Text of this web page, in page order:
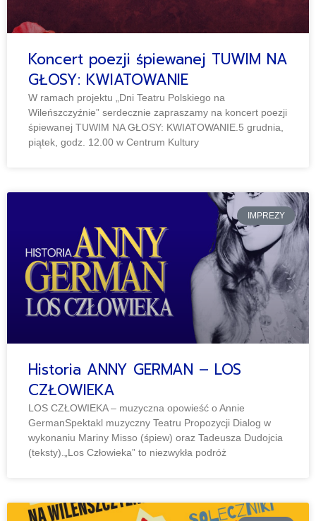
Koncert poezji śpiewanej TUWIM NA
GŁOSY: KWIATOWANIE
W ramach projektu „Dni Teatru Polskiego na
Wileńszczyźnie” serdecznie zapraszamy na koncert poezji
śpiewanej TUWIM NA GŁOSY: KWIATOWANIE.5 grudnia,
piątek, godz. 12.00 w Centrum Kultury
IMPREZY
Historia ANNY GERMAN – LOS
CZŁOWIEKA
LOS CZŁOWIEKA – muzyczna opowieść o Annie
GermanSpektakl muzyczny Teatru Propozycji Dialog w
wykonaniu Mariny Misso (śpiew) oraz Tadeusza Dudojcia
(teksty).„Los Człowieka” to niezwykła podróż